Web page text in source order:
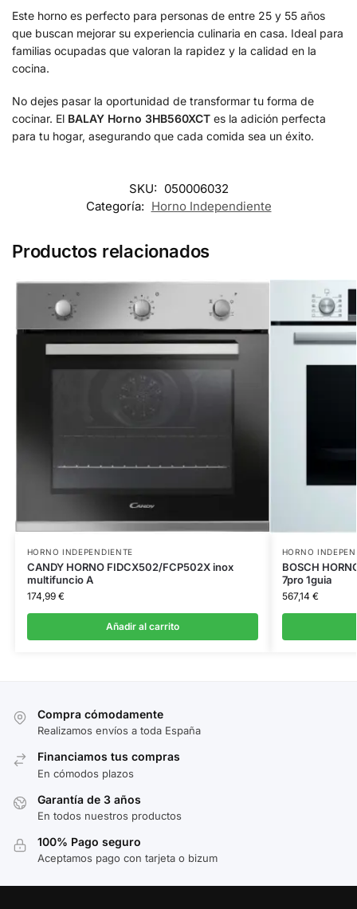
Este horno es perfecto para personas de entre 25 y 55 años
que buscan mejorar su experiencia culinaria en casa. Ideal para
familias ocupadas que valoran la rapidez y la calidad en la
cocina.
No dejes pasar la oportunidad de transformar tu forma de
cocinar. El BALAY Horno 3HB560XCT es la adición perfecta
para tu hogar, asegurando que cada comida sea un éxito.
SKU: 050006032
Categoría: Horno Independiente
Productos relacionados
HORNO INDEPENDIENTE
CANDY HORNO FIDCX502/FCP502X inox
multifuncio A
174,99 €
Añadir al carrito
HORNO
BOSCH
7pro 1guia
567,14 €
Compra cómodamente
Realizamos envíos a toda España
Financiamos tus compras
En cómodos plazos
Garantía de 3 años
En todos nuestros productos
100% Pago seguro
Aceptamos pago con tarjeta o bizum